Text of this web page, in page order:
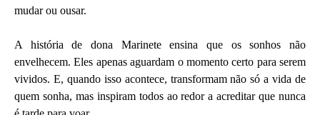
mudar ou ousar.
A história de dona Marinete ensina que os sonhos não
envelhecem. Eles apenas aguardam o momento certo para serem
vividos. E, quando isso acontece, transformam não só a vida de
quem sonha, mas inspiram todos ao redor a acreditar que nunca